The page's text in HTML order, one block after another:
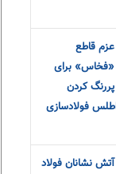
عزم قاطع
«فخاس» برای
پررنگ کردن
فولادسازی
آتش نشانان فولاد